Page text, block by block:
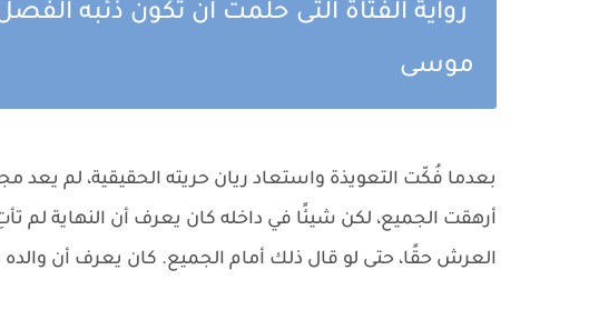
رواية الفتاة التى حلمت ان تكون ذئبه
موسى
بعدما فُكّت التعويذة واستعاد ريان حريته الحقيقية، لم يعد
أرهقت الجميع، لكن شيئًا في داخله كان يعرف أن النهاية لم
العرش حقًا، حتى لو قال ذلك أمام الجميع. كان يعرف أن والده